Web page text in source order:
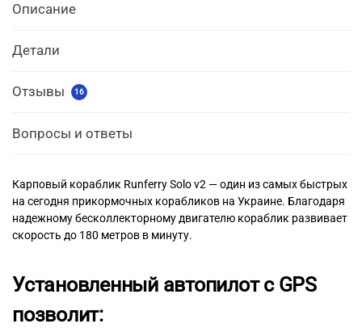
Описание
Детали
Отзывы 16
Вопросы и ответы
Карповый кораблик Runferry Solo v2 — один из самых быстрых
на сегодня прикормочных корабликов на Украине. Благодаря
надежному бесколлекторному двигателю кораблик развивает
скорость до 180 метров в минуту.
Установленный автопилот с GPS
позволит: